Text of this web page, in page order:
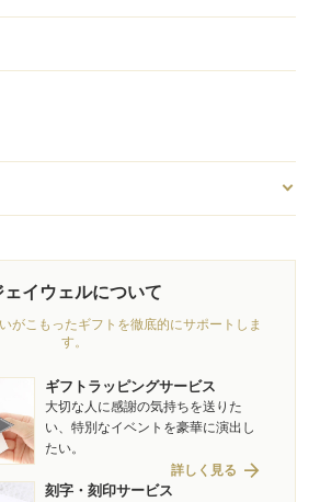
ェイウェルについて
がこもったギフトを徹底的にサポートしま
す。
ギフトラッピングサービス
大切な人に感謝の気持ちを送りた
い、特別なイベントを豪華に演出し
たい。
詳しく見る arrow_forward
刻字・刻印サービス